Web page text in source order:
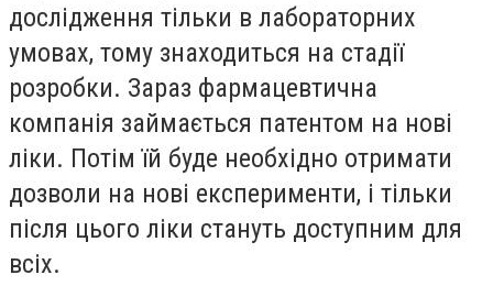
дослідження тільки в лабораторних
умовах, тому знаходиться на стадії
розробки. Зараз фармацевтична
компанія займається патентом на нові
ліки. Потім їй буде необхідно отримати
дозволи на нові експерименти, і тільки
після цього ліки стануть доступним для
всіх.